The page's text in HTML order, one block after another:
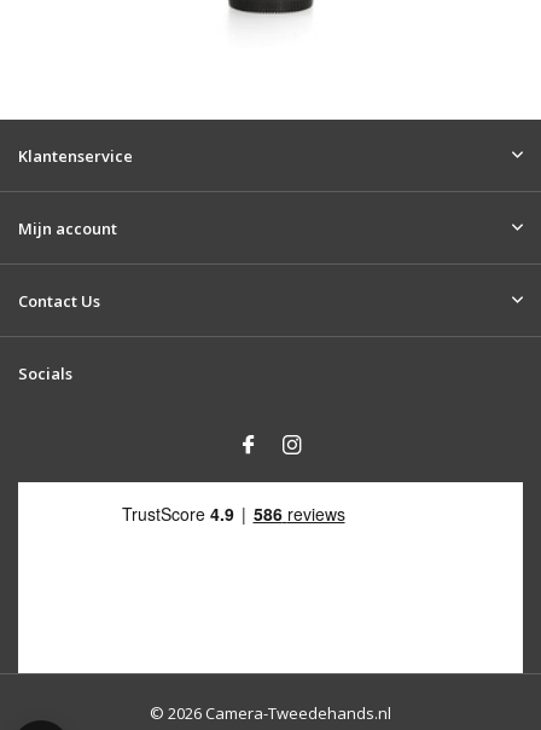
Klantenservice
Mijn account
Contact Us
Socials
© 2026 Camera-Tweedehands.nl